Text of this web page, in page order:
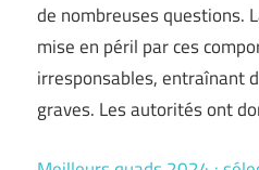
de nombreuses questions.
mise en péril par ces
irresponsables, entraînant
graves. Les autorités ont